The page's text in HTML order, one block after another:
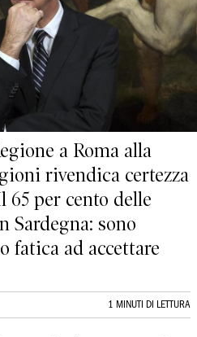
a Roma alla
rivendica certezza
per cento delle
Sardegna: sono
fatica ad accettare
1 MINUTI DI LETTURA